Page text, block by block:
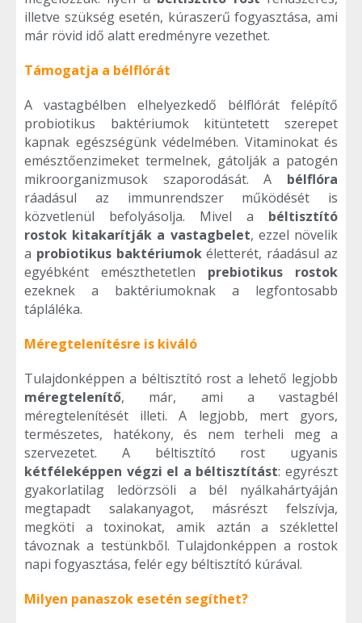
illetve szükség esetén, kúraszerű fogyasztása, ami
már rövid idő alatt eredményre vezethet.
Támogatja a bélflórát
A vastagbélben elhelyezkedő bélflórát felépítő
probiotikus baktériumok kitüntetett szerepet
kapnak egészségünk védelmében. Vitaminokat és
emésztőenzimeket termelnek, gátolják a patogén
mikroorganizmusok szaporodását. A bélflóra
ráadásul az immunrendszer működését is
közvetlenül befolyásolja. Mivel a béltisztító
rostok kitakarítják a vastagbelet, ezzel növelik
a probiotikus baktériumokéletterét, ráadásul az
egyébként emészthetetlen prebiotikus rostok
ezeknek a baktériumoknak a legfontosabb
tápláléka.
Méregtelenítésre is kiváló
Tulajdonképpen a béltisztító rost a lehető legjobb
méregtelenítő, már, ami a vastagbél
méregtelenítését illeti. A legjobb, mert gyors,
természetes, hatékony, és nem terheli meg a
szervezetet. A béltisztító rost ugyanis
kétféleképpen végzi el a béltisztítást: egyrészt
gyakorlatilag ledörzsöli a bél nyálkahártyáján
megtapadt salakanyagot, másrészt felszívja,
megköti a toxinokat, amik aztán a széklettel
távoznak a testünkből. Tulajdonképpen a rostok
napi fogyasztása, felér egy béltisztító kúrával.
Milyen panaszok esetén segíthet?